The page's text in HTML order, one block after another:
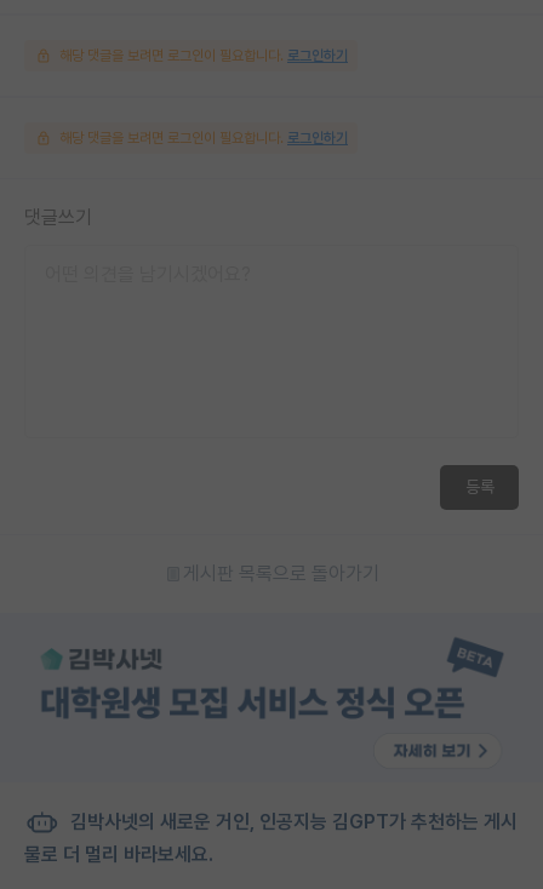
해당 댓글을 보려면 로그인이 필요합니다. 로그인하기
해당 댓글을 보려면 로그인이 필요합니다. 로그인하기
댓글쓰기
등록
게시판 목록으로 돌아가기
김박사넷의 새로운 거인, 인공지능 김GPT가 추천하는 게시
물로 더 멀리 바라보세요.